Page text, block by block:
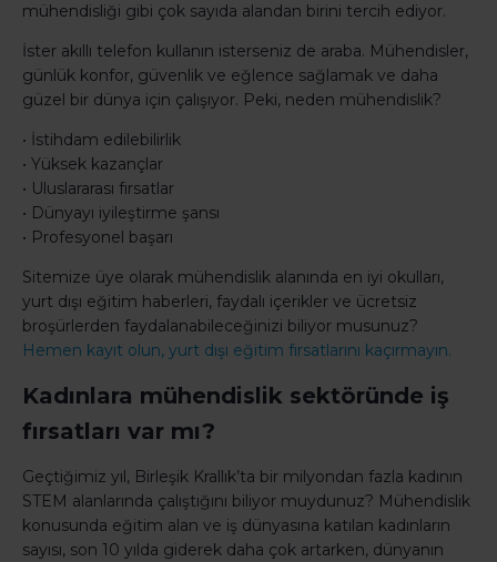
mühendisliği gibi çok sayıda alandan birini tercih ediyor.
İster akıllı telefon kullanın isterseniz de araba. Mühendisler,
günlük konfor, güvenlik ve eğlence sağlamak ve daha
güzel bir dünya için çalışıyor. Peki, neden mühendislik?
• İstihdam edilebilirlik
• Yüksek kazançlar
• Uluslararası fırsatlar
• Dünyayı iyileştirme şansı
• Profesyonel başarı
Sitemize üye olarak mühendislik alanında en iyi okulları,
yurt dışı eğitim haberleri, faydalı içerikler ve ücretsiz
broşürlerden faydalanabileceğinizi biliyor musunuz?
Hemen kayıt olun, yurt dışı eğitim fırsatlarını kaçırmayın.
Kadınlara mühendislik sektöründe iş
fırsatları var mı?
Geçtiğimiz yıl, Birleşik Krallık’ta bir milyondan fazla kadının
STEM alanlarında çalıştığını biliyor muydunuz? Mühendislik
konusunda eğitim alan ve iş dünyasına katılan kadınların
sayısı, son 10 yılda giderek daha çok artarken, dünyanın